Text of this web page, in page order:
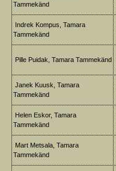
Tammekänd
Indrek Kompus, Tamara
Tammekänd
Pille Puidak, Tamara Tammekänd
Janek Kuusk, Tamara
Tammekänd
Helen Eskor, Tamara
Tammekänd
Mart Metsala, Tamara
Tammekänd